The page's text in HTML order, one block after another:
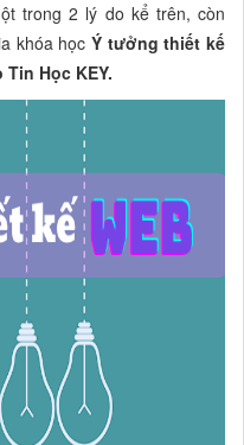
trong 2 lý do kể trên, còn
khóa học Ý tưởng thiết kế
Tin Học KEY.